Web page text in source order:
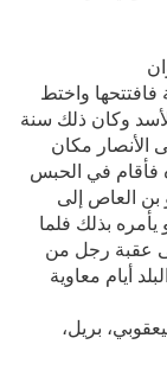
فافتتحها واختط
وكان ذلك سنة
الأنصار مكان
فأقام في الحبس
العاص إلى
بذلك فلما
عقبة رجل من
أيام معاوية
بريل،